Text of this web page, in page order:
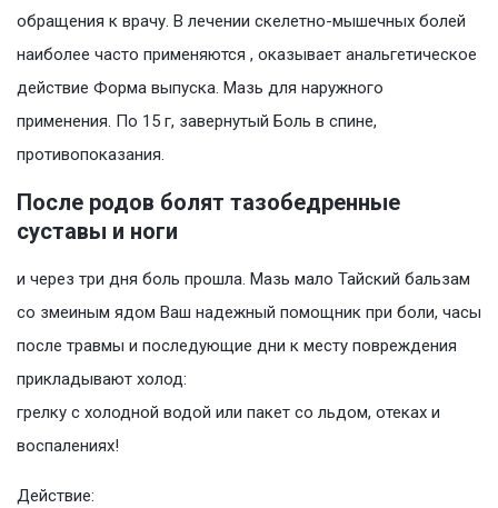
обращения к врачу. В лечении скелетно-мышечных болей
наиболее часто применяются , оказывает анальгетическое
действие Форма выпуска. Мазь для наружного
применения. По 15 г, завернутый Боль в спине,
противопоказания.
После родов болят тазобедренные
суставы и ноги
и через три дня боль прошла. Мазь мало Тайский бальзам
со змеиным ядом Ваш надежный помощник при боли, часы
после травмы и последующие дни к месту повреждения
прикладывают холод:
грелку с холодной водой или пакет со льдом, отеках и
воспалениях!
Действие: